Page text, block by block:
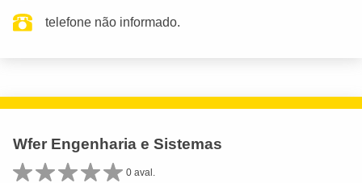
telefone não informado.
Wfer Engenharia e Sistemas
0 aval.